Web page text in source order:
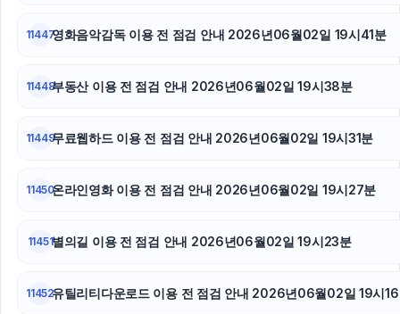
축구반티
안산피부과
11447영화음악감독 이용 전 점검 안내 2026년06월02일 19시41분
11448부동산 이용 전 점검 안내 2026년06월02일 19시38분
11449무료웹하드 이용 전 점검 안내 2026년06월02일 19시31분
11450온라인영화 이용 전 점검 안내 2026년06월02일 19시27분
11451별의길 이용 전 점검 안내 2026년06월02일 19시23분
11452유틸리티다운로드 이용 전 점검 안내 2026년06월02일 19시